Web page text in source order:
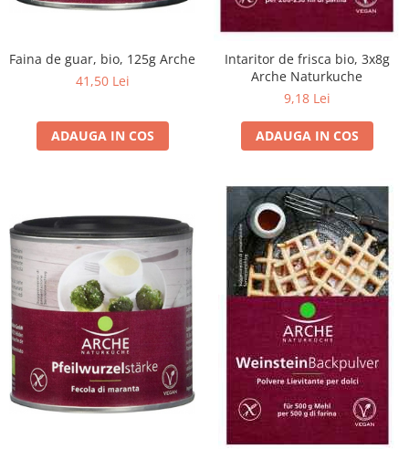
Paste
Ciocolata
Bomboane, Caramele si Jeleuri
Biscuiti si napolitane
Inghetata
Zahar si indulcitori
Batoane
Dulciuri bio
Guma de mestecat bio
Snacksuri
Seminte, fructe uscate, samburi
Faina de guar, bio, 125g Arche
41,50 Lei
ADAUGA IN COS
Intaritor de frisca bio, 3x8g
Arche Naturkuche
9,18 Lei
ADAUGA IN COS